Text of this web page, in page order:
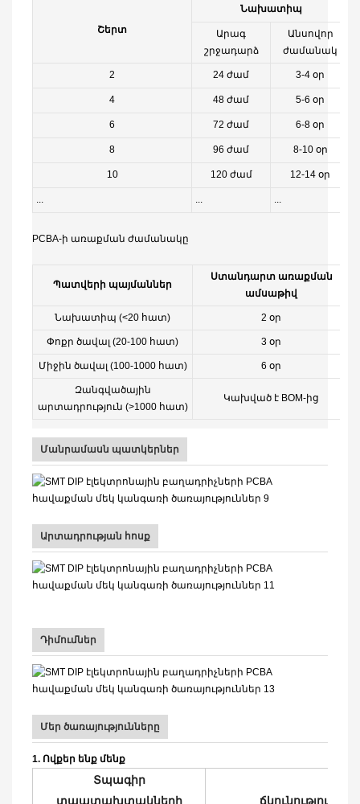
Շերտ
Նախատիպ
Արագ
շրջադարձ
Անսովոր
ժամանակ
2 24 ժամ 3-4 օր
4 48 ժամ 5-6 օր
6 72 ժամ 6-8 օր
8 96 ժամ 8-10 օր
10 120 ժամ 12-14 օր
... ... ...
PCBA-ի առաքման ժամանակը
Պատվերի պայմաններ
Ստանդարտ առաքման
ամսաթիվ
Նախատիպ (<20 հատ) 2 օր
Փոքր ծավալ (20-100 հատ) 3 օր
Միջին ծավալ (100-1000 հատ) 6 օր
Զանգվածային
արտադրություն (>1000 հատ)
Կախված է BOM-ից
Մանրամասն պատկերներ
Արտադրության հոսք
Դիմումներ
Մեր ծառայությունները
1. Ովքեր ենք մենք
Տպագիր